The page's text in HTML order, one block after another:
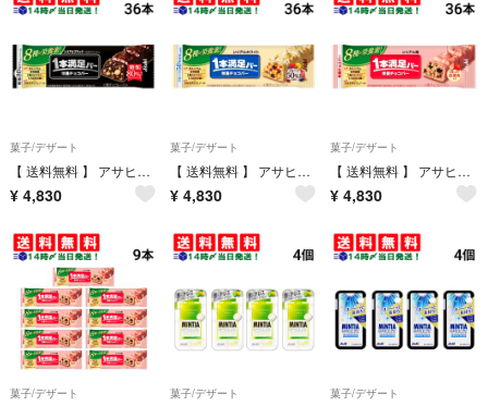
菓子/デザート
【 送料無料 】 アサヒグループ食品 1本満足バー シリアル ブラック 糖質80％オフ 37g × 36本 セット まとめ買い 大容量
¥ 4,830
菓子/デザート
【 送料無料 】 アサヒグループ食品 1本満足バー シリアル ホワイト 37g × 36本 セット まとめ買い 大容量
¥ 4,830
菓子/デザート
【 送料無料 】 アサヒグループ食品 1本満足バー シリアル 苺 37g × 36本 セット まとめ買い 大容量
¥ 4,830
菓子/デザート 菓子/デザート 菓子/デザート